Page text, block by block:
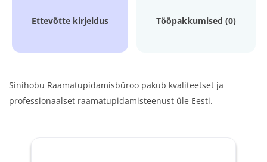
Ettevõtte kirjeldus Tööpakkumised (0)
Sinihobu Raamatupidamisbüroo pakub kvaliteetset ja
professionaalset raamatupidamisteenust üle Eesti.